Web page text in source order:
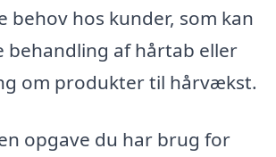
behov hos kunder, som kan
behandling af hårtab eller
om produkter til hårvækst.
opgave du har brug for